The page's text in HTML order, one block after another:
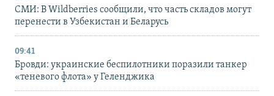
СМИ: В Wildberries сообщили, что часть складов могут
перенести в Узбекистан и Беларусь
09:41
Бровди: украинские беспилотники поразили танкер
«теневого флота» у Геленджика